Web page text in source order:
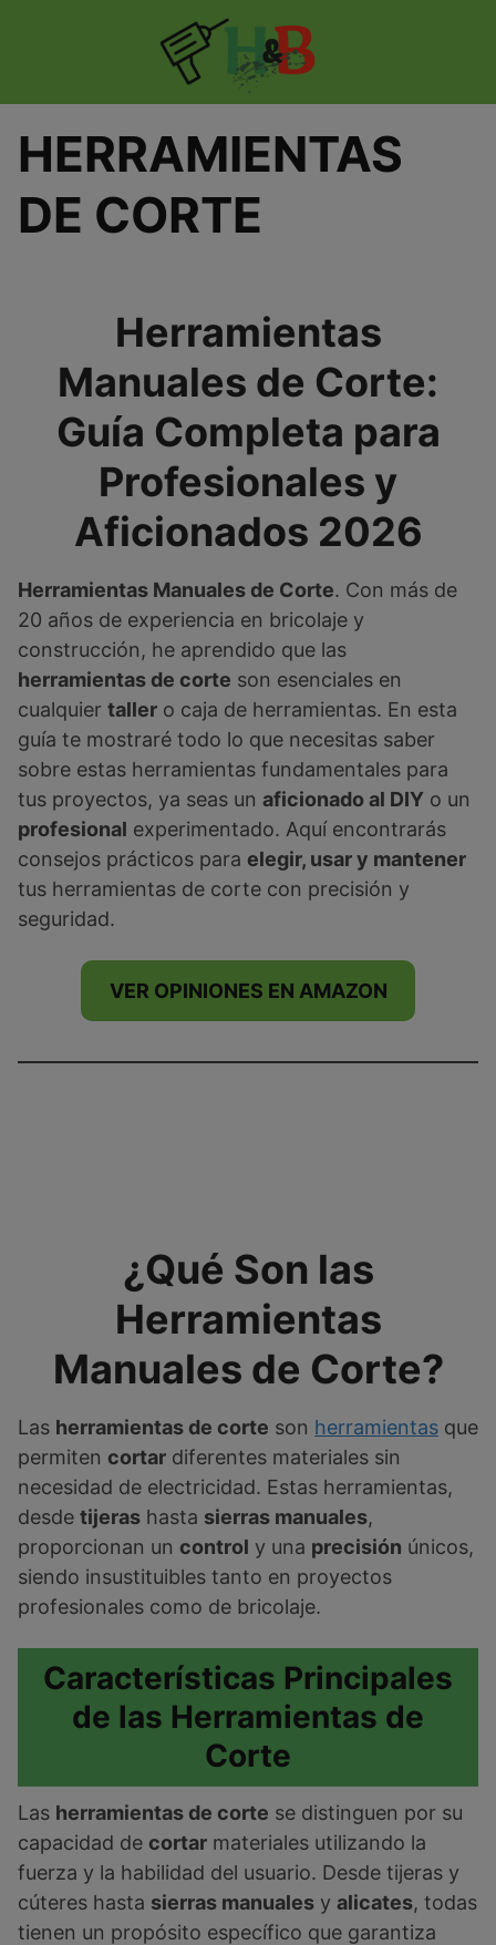
HERRAMIENTAS
DE CORTE
Herramientas
Manuales de Corte:
Guía Completa para
Profesionales y
Aficionados 2026
Herramientas Manuales de Corte. Con más de
20 años de experiencia en bricolaje y
construcción, he aprendido que las
herramientas de corte son esenciales en
cualquier taller o caja de herramientas. En esta
guía te mostraré todo lo que necesitas saber
sobre estas herramientas fundamentales para
tus proyectos, ya seas un aficionado al DIY o un
profesional experimentado. Aquí encontrarás
consejos prácticos para elegir, usar y mantener
tus herramientas de corte con precisión y
seguridad.
VER OPINIONES EN AMAZON
¿Qué Son las
Herramientas
Manuales de Corte?
Las herramientas de corte son herramientas que
permiten cortar diferentes materiales sin
necesidad de electricidad. Estas herramientas,
desde tijeras hasta sierras manuales,
proporcionan un control y una precisión únicos,
siendo insustituibles tanto en proyectos
profesionales como de bricolaje.
Características Principales
de las Herramientas de
Corte
Las herramientas de corte se distinguen por su
capacidad de cortar materiales utilizando la
fuerza y la habilidad del usuario. Desde tijeras y
cúteres hasta sierras manuales y alicates, todas
tienen un propósito específico que garantiza